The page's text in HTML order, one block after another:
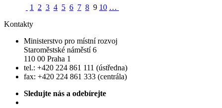
1
2 3 4 5 6 7 8 9 10 …
Kontakty
Ministerstvo pro místní rozvoj
Staroměstské náměstí 6
110 00 Praha 1
tel.: +420 224 861 111 (ústředna)
fax: +420 224 861 333 (centrála)
Sledujte nás a odebírejte